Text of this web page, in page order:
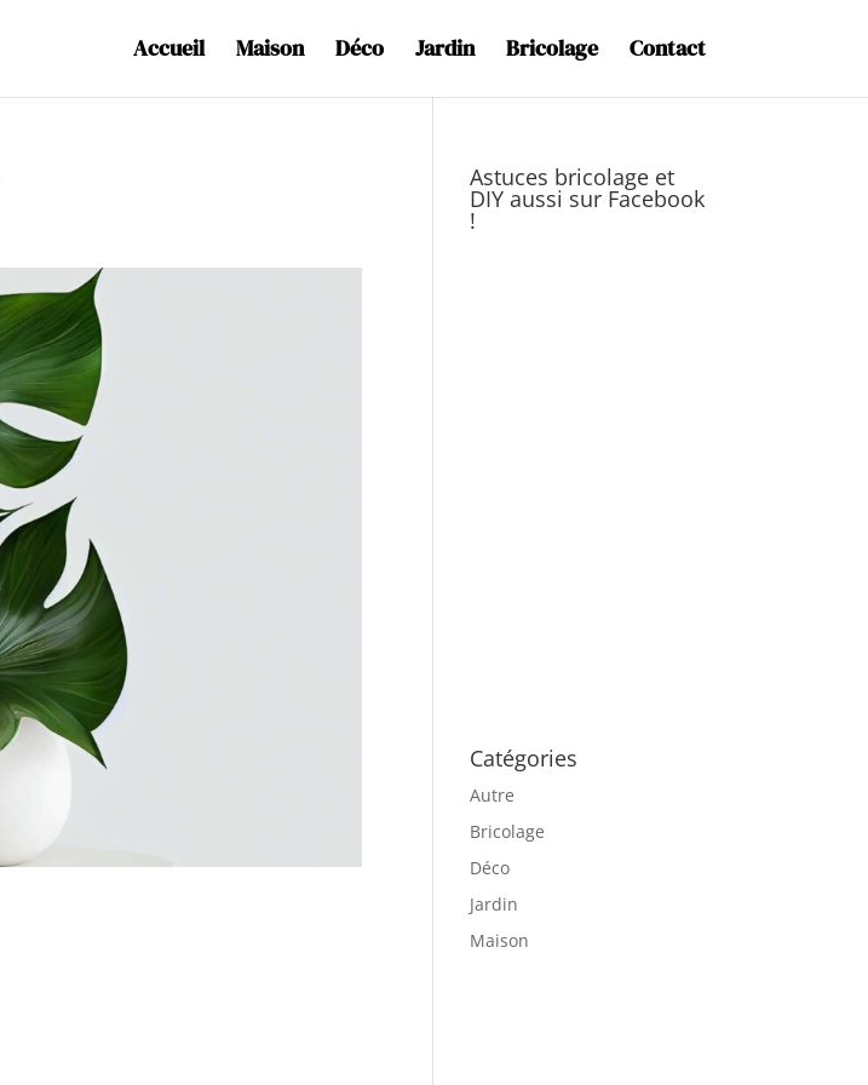
Accueil Maison Déco Jardin Bricolage Contact
Astuces bricolage et
DIY aussi sur Facebook
!
Catégories
Autre
Bricolage
Déco
Jardin
Maison